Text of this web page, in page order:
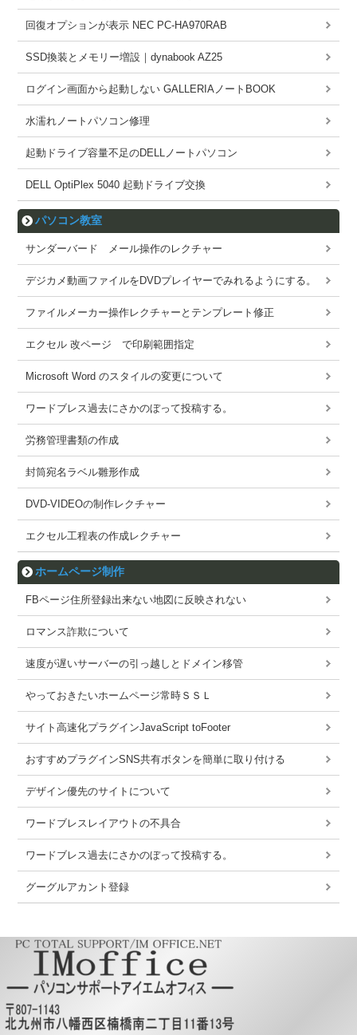
回復オプションが表示 NEC PC-HA970RAB
SSD換装とメモリー増設｜dynabook AZ25
ログイン画面から起動しない GALLERIAノートBOOK
水濡れノートパソコン修理
起動ドライブ容量不足のDELLノートパソコン
DELL OptiPlex 5040 起動ドライブ交換
パソコン教室
サンダーバード メール操作のレクチャー
デジカメ動画ファイルをDVDプレイヤーでみれるようにする。
ファイルメーカー操作レクチャーとテンプレート修正
エクセル 改ページ で印刷範囲指定
Microsoft Word のスタイルの変更について
ワードブレス過去にさかのぼって投稿する。
労務管理書類の作成
封筒宛名ラベル雛形作成
DVD-VIDEOの制作レクチャー
エクセル工程表の作成レクチャー
ホームページ制作
FBページ住所登録出来ない地図に反映されない
ロマンス詐欺について
速度が遅いサーバーの引っ越しとドメイン移管
やっておきたいホームページ常時ＳＳＬ
サイト高速化プラグインJavaScript toFooter
おすすめプラグインSNS共有ボタンを簡単に取り付ける
デザイン優先のサイトについて
ワードブレスレイアウトの不具合
ワードブレス過去にさかのぼって投稿する。
グーグルアカント登録